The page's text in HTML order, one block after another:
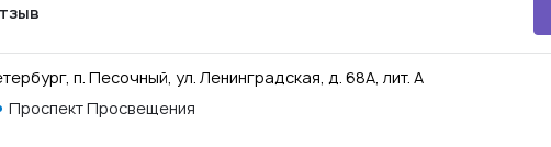
п. Песочный, ул. Ленинградская, д. 68А, лит. А
Проспект Просвещения